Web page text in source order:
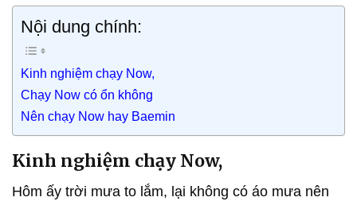
Nội dung chính:
Kinh nghiệm chạy Now,
Chạy Now có ổn không
Nên chạy Now hay Baemin
Kinh nghiệm chạy Now,
Hôm ấy trời mưa to lắm, lại không có áo mưa nên